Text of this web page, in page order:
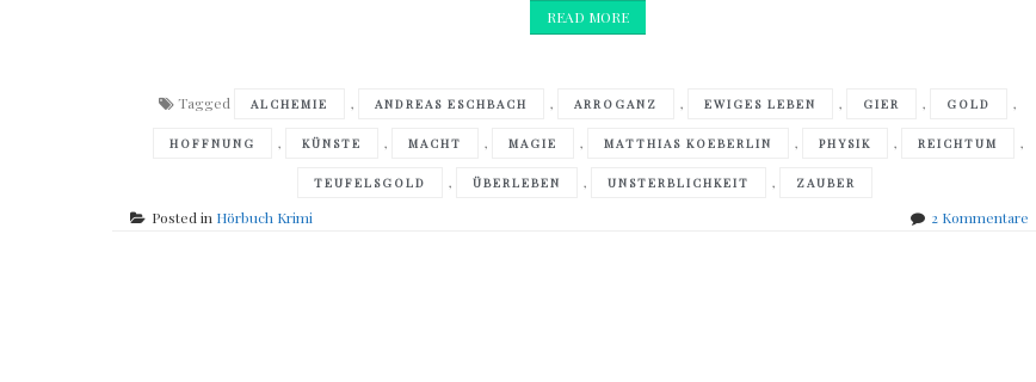
READ MORE
Tagged ALCHEMIE , ANDREAS ESCHBACH , ARROGANZ , EWIGES LEBEN , GIER , GOLD ,
HOFFNUNG , KÜNSTE , MACHT , MAGIE , MATTHIAS KOEBERLIN , PHYSIK , REICHTUM ,
TEUFELSGOLD , ÜBERLEBEN , UNSTERBLICHKEIT , ZAUBER
Posted in Hörbuch Krimi 2 Kommentarezu